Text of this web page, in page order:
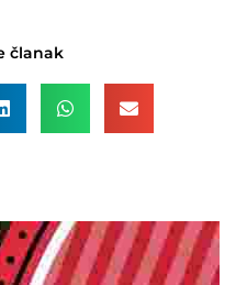
članak